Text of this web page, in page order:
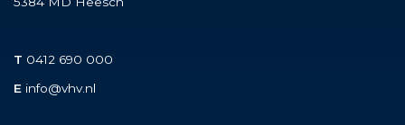
T 0412 690 000
E info@vhv.nl